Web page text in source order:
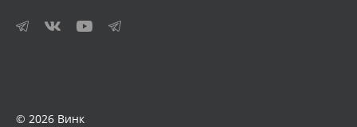
© 2026 Винк